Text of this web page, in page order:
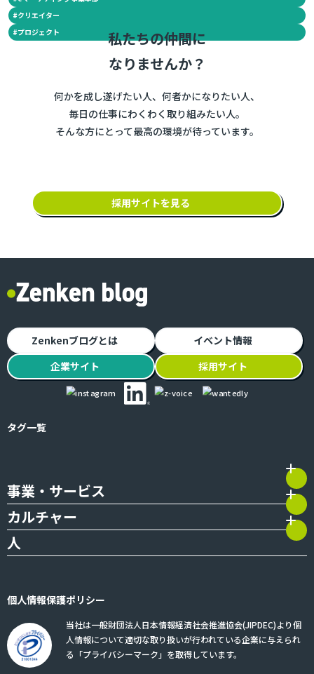
#クリエイター
#プロジェクト
私たちの仲間に
なりませんか？
何かを成し遂げたい人、何者かになりたい人、
毎日の仕事にわくわく取り組みたい人。
そんな方にとって最高の環境が待っています。
採用サイトを見る
Zenkenブログとは
イベント情報
企業サイト 採用サイト
タグ一覧
事業・サービス
カルチャー
人
個人情報保護ポリシー
当社は一般財団法人日本情報経済社会推進協会(JIPDEC)より個
人情報について適切な取り扱いが行われている企業に与えられ
る「プライバシーマーク」を取得しています。